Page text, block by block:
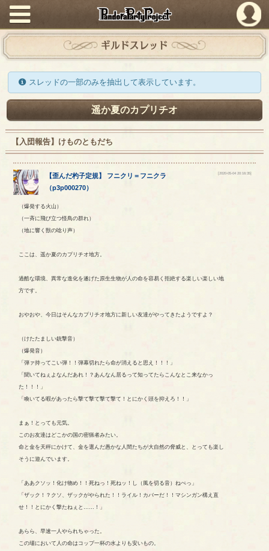
PandoraPartyProject
ギルドスレッド
スレッドの一部のみを抽出して表示しています。
遥か夏のカプリチオ
【入団報告】けものともだち
【歪んだ杓子定規】 フニクリ ＝ フニクラ
（p3p000270）
[2020-05-04 20:16:35]
（爆発する火山）
（一斉に飛び立つ怪鳥の群れ）
（地に響く獣の唸り声）
ここは、遥か夏のカプリチオ地方。
過酷な環境、異常な進化を遂げた原生生物が人の命を容易く拒絶する楽しい楽しい地
方です。
おやおや、今日はそんなカプリチオ地方に新しい友達がやってきたようですよ？
（けたたましい銃撃音）
（爆発音）
「弾ァ持ってこい弾！！弾幕切れたら命が消えると思え！！！」
「聞いてねぇよなんだあれ！？あんなん居るって知ってたらこんなとこ来なかっ
た！！！」
「喚いてる暇があったら撃て撃て撃て撃て！とにかく頭を抑えろ！！」
まぁ！とっても元気。
このお友達はどこかの国の密猟者みたい。
命と金を天秤にかけて、金を選んだ愚かな人間たちが大自然の脅威と、とっても楽し
そうに遊んでいます。
「ああクソッ！化け物め！！死ねっ！死ねッ！し（風を切る音）ねぺっ」
「ザック！？クソ、ザックがやられた！！ライル！カバーだ！！マシンガン構え直
せ！！とにかく撃たねぇと……！」
あらら、早速一人やられちゃった。
この場において人の命はコップ一杯の水よりも安いもの。